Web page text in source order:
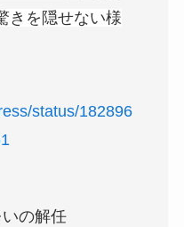
きを隠せない様
status/182896
の解任